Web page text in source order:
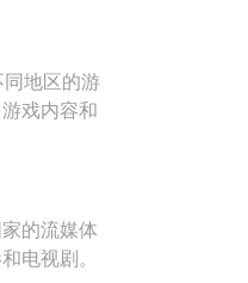
地区的游
戏内容和
的流媒体
电视剧。